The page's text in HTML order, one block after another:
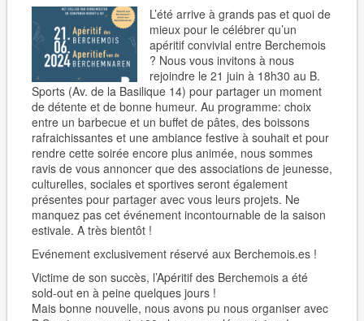
L’été arrive à grands pas et quoi de
mieux pour le célébrer qu’un
apéritif convivial entre Berchemois
? Nous vous invitons à nous
rejoindre le 21 juin à 18h30 au B.
Sports (Av. de la Basilique 14) pour partager un moment
de détente et de bonne humeur. Au programme: choix
entre un barbecue et un buffet de pâtes, des boissons
rafraichissantes et une ambiance festive à souhait et pour
rendre cette soirée encore plus animée, nous sommes
ravis de vous annoncer que des associations de jeunesse,
culturelles, sociales et sportives seront également
présentes pour partager avec vous leurs projets. Ne
manquez pas cet événement incontournable de la saison
estivale. A très bientôt !
Evénement exclusivement réservé aux Berchemois.es !
Victime de son succès, l’Apéritif des Berchemois a été
sold-out en à peine quelques jours !
Mais bonne nouvelle, nous avons pu nous organiser avec